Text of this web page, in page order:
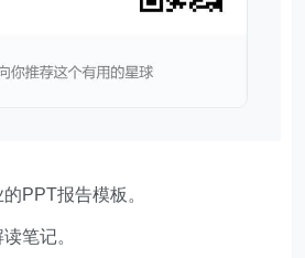
PPT报告模板。
笔记。